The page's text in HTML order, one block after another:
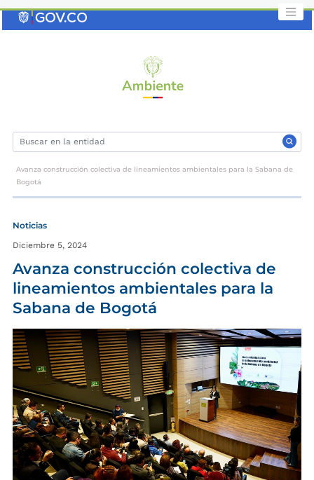
Avanza construcción colectiva de lineamientos ambientales para la Sabana de
Bogotá
Noticias
Diciembre 5, 2024
Avanza construcción colectiva de
lineamientos ambientales para la
Sabana de Bogotá